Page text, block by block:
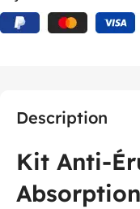
Description
Kit Anti-